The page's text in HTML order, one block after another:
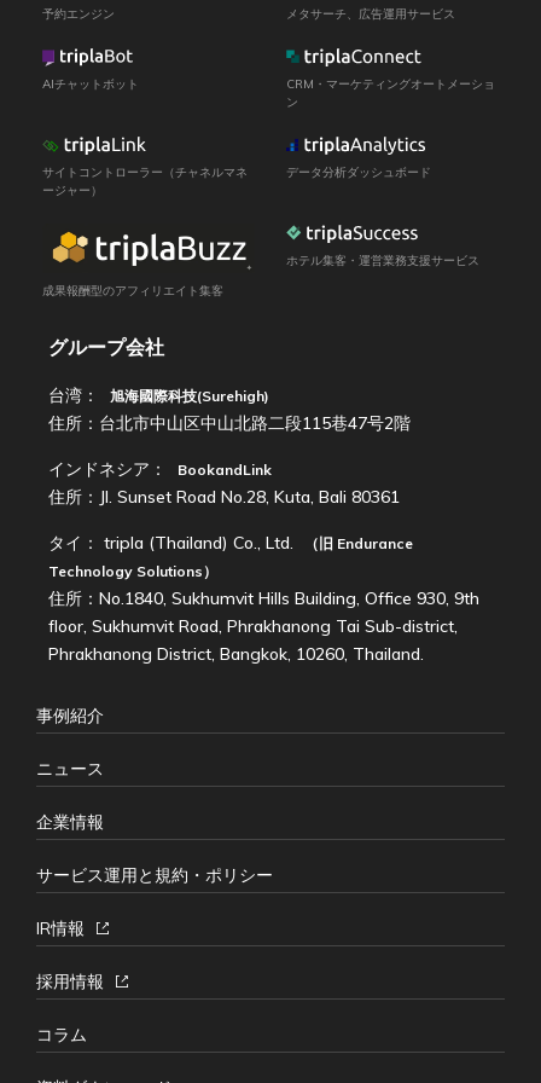
予約エンジン メタサーチ、広告運用サービス
AIチャットボット
CRM・マーケティングオートメーショ
ン
サイトコントローラー（チャネルマネ
ージャー）
データ分析ダッシュボード
成果報酬型のアフィリエイト集客
ホテル集客・運営業務支援サービス
グループ会社
台湾： 旭海國際科技(Surehigh)
住所：台北市中山区中山北路二段115巷47号2階
インドネシア： BookandLink
住所：Jl. Sunset Road No.28, Kuta, Bali 80361
タイ： tripla (Thailand) Co., Ltd. （旧 Endurance
Technology Solutions ）
住所：No.1840, Sukhumvit Hills Building, Office 930, 9th
floor, Sukhumvit Road, Phrakhanong Tai Sub-district,
Phrakhanong District, Bangkok, 10260, Thailand.
事例紹介
ニュース
企業情報
サービス運用と規約・ポリシー
IR情報
採用情報
コラム